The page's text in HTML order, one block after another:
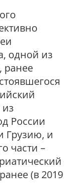
одной из
ранее
из
России
Грузию, и
части –
(в 2019